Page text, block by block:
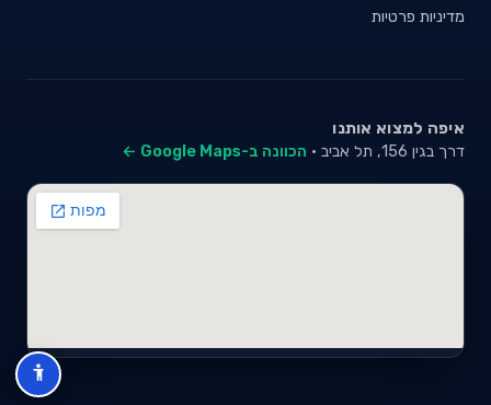
מדיניות פרטיות
איפה למצוא אותנו
דרך בגין 156, תל אביב · הכוונה ב-Google Maps ←